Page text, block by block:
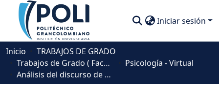
Iniciar sesión
Comunidades
Descubre
Inicio
TRABAJOS DE GRADO
Trabajos de Grado ( Facultad de Sociedad, Cultura y Creatividad)
Psicología - Virtual
Análisis del discurso de cuatro participantes que atravesaron una ruptura amorosa desde la teoría de aceptación y compromiso